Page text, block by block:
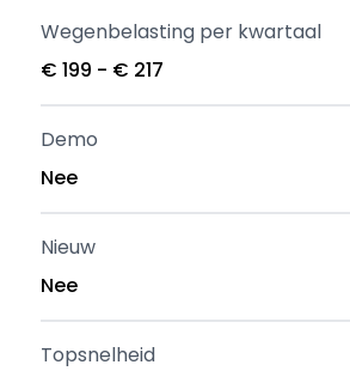
Wegenbelasting per kwartaal
€ 199 - € 217
Demo
Nee
Nieuw
Nee
Topsnelheid